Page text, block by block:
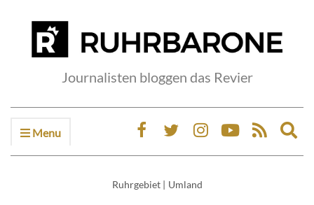
Journalisten bloggen das Revier
Menu
Ruhrgebiet | Umland